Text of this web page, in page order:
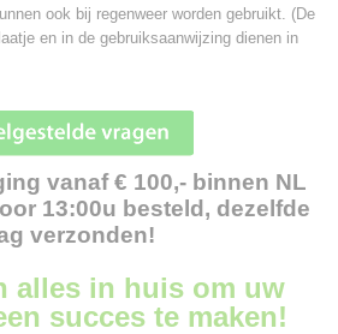
ook bij regenweer worden gebruikt. (De
en in de gebruiksaanwijzing dienen in
vanaf € 100,- binnen NL
13:00u besteld, dezelfde
verzonden!
alles in huis om uw
succes te maken!